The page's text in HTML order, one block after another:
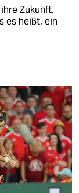
Zukunft.
es heißt, ein